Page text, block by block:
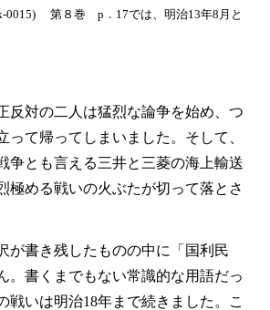
0015) 第８巻 p．17では、明治13年8月と
対の二人は猛烈な論争を始め、つ
って帰ってしまいました。そして、
争とも言える三井と三菱の海上輸送
極める戦いの火ぶたが切って落とさ
が書き残したものの中に「国利民
。書くまでもない常識的な用語だっ
戦いは明治18年まで続きました。こ